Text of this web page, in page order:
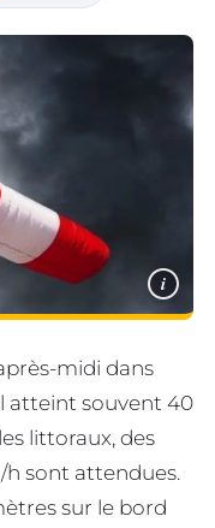
i
midi dans
atteint souvent 40
littoraux, des
sont attendues.
sur le bord